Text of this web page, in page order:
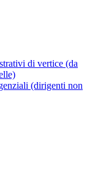
di vertice (da
(dirigenti non